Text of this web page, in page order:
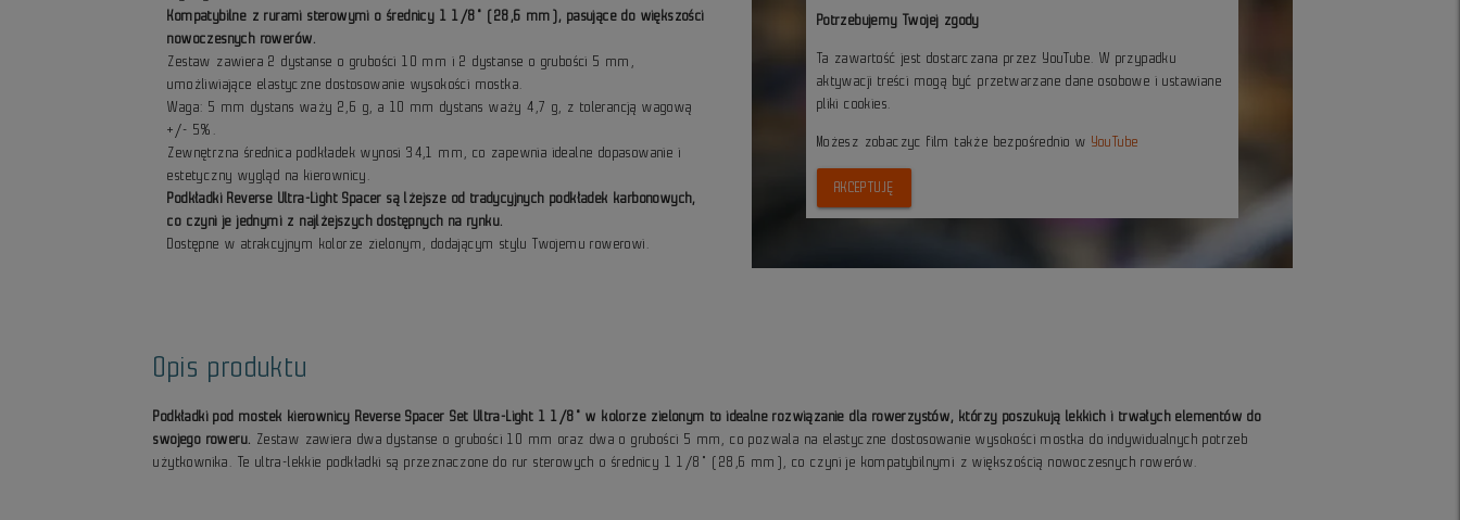
Kompatybilne z rurami sterowymi o średnicy 1 1/8" (28,6 mm), pasujące do większości
nowoczesnych rowerów.
Zestaw zawiera 2 dystanse o grubości 10 mm i 2 dystanse o grubości 5 mm,
umożliwiające elastyczne dostosowanie wysokości mostka.
Waga: 5 mm dystans waży 2,6 g, a 10 mm dystans waży 4,7 g, z tolerancją wagową
+/- 5%.
Zewnętrzna średnica podkładek wynosi 34,1 mm, co zapewnia idealne dopasowanie i
estetyczny wygląd na kierownicy.
Podkładki Reverse Ultra-Light Spacer są lżejsze od tradycyjnych podkładek karbonowych,
co czyni je jednymi z najlżejszych dostępnych na rynku.
Dostępne w atrakcyjnym kolorze zielonym, dodającym stylu Twojemu rowerowi.
Potrzebujemy Twojej zgody
Ta zawartość jest dostarczana przez YouTube. W przypadku
aktywacji treści mogą być przetwarzane dane osobowe i ustawiane
pliki cookies.
Możesz zobaczyc film także bezpośrednio w YouTube
AKCEPTUJĘ
Opis produktu
Podkładki pod mostek kierownicy Reverse Spacer Set Ultra-Light 1 1/8" w kolorze zielonym to idealne rozwiązanie dla rowerzystów, którzy poszukują lekkich i trwałych elementów do
swojego roweru. Zestaw zawiera dwa dystanse o grubości 10 mm oraz dwa o grubości 5 mm, co pozwala na elastyczne dostosowanie wysokości mostka do indywidualnych potrzeb
użytkownika. Te ultra-lekkie podkładki są przeznaczone do rur sterowych o średnicy 1 1/8" (28,6 mm), co czyni je kompatybilnymi z większością nowoczesnych rowerów.